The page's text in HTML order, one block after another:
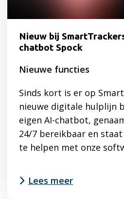
Nieuw bij
chatbot Spock
Nieuwe functies
Sinds kort is er op
nieuwe digitale hulplijn
eigen AI-chatbot,
24/7 bereikbaar en
te helpen met onze
Lees meer